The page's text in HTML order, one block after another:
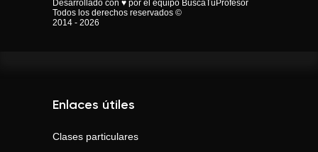
Desarrollado con ♥ por el equipo BuscaTuProfesor
Todos los derechos reservados ©
2014 - 2026
Enlaces útiles
Clases particulares